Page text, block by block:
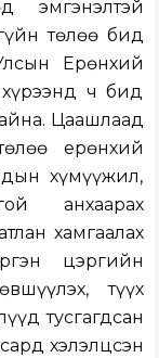
эмгэнэлтэй
төлөө бид
Ерөнхий
ч бид
Цаашлаад
ерөнхий
хүмүүжил,
анхаарах
хамгаалах
цэргийн
түүх
тусгагдсан
хэлэлцсэн